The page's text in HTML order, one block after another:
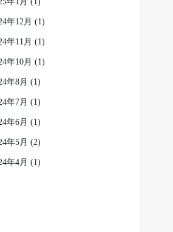
年12月 (1)
年11月 (1)
年10月 (1)
年8月 (1)
年7月 (1)
年6月 (1)
年5月 (2)
年4月 (1)